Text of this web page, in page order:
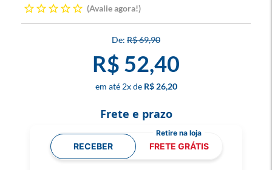
Avalie agora!
R$ 69,90
R$ 52,40
2x R$ 26,20
Frete e prazo
RECEBER FRETE GRÁTIS